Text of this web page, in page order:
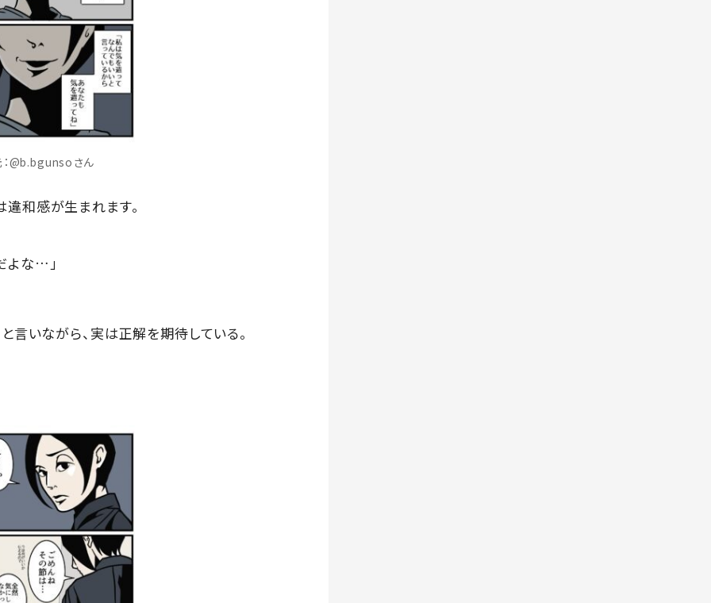
@b.bgunsoさん
和感が生まれます。
よな…」
言いながら、実は正解を期待している。